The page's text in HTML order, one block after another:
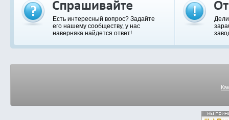
Есть интересный вопрос? Задайте
его нашему сообществу, у нас
наверняка найдется ответ!